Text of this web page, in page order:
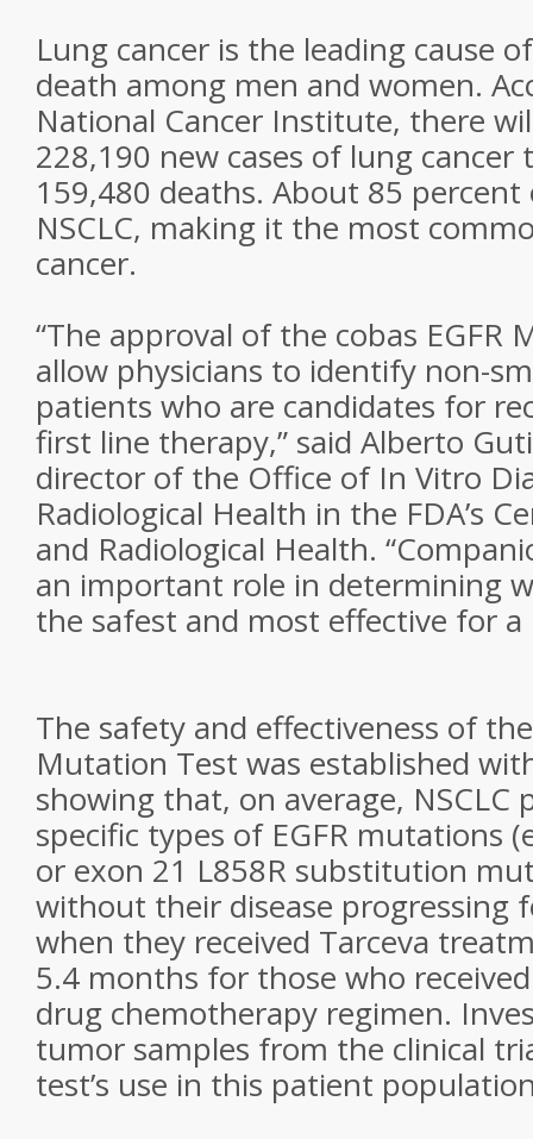
Lung cancer is the leading cause
death among men and women.
National Cancer Institute, there
228,190 new cases of lung cancer
159,480 deaths. About 85
NSCLC, making it the most
cancer.
“The approval of the cobas EGFR
allow physicians to identify non-
patients who are candidates for
first line therapy,” said Alberto
director of the Office of In Vitro
Radiological Health in the FDA’s
and Radiological Health.
an important role in determining
the safest and most effective for
The safety and effectiveness of
Mutation Test was established
showing that, on average, NSCLC
specific types of EGFR mutations
or exon 21 L858R substitution
without their disease progressing
when they received Tarceva
5.4 months for those who
drug chemotherapy regimen.
tumor samples from the clinical
test’s use in this patient